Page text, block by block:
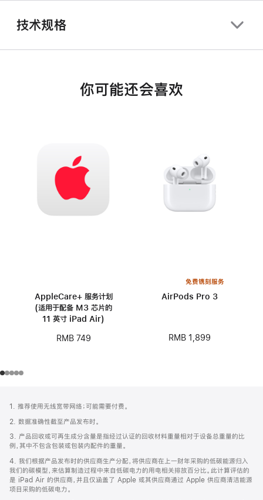
技术规格
你可能还会喜欢
AppleCare+ 服务计划
(适用于配备 M3 芯片的
11 英寸 iPad Air)
RMB 749
免费镌刻服务
AirPods Pro 3
RMB 1,899
页
页
脚
注
1. 推荐使用无线宽带网络；可能需要付费。
2. 数据准确性截至产品发布时。
3. 产品回收或可再生成分含量是指经过认证的回收材料重量相对于设备总重量的比
例，其中不包含包装或包装内配件的重量。
4. 我们根据产品发布时的供应商生产分配，将供应商在上一财年采购的低碳能源归入
我们的碳模型，来估算制造过程中来自低碳电力的用电相关排放百分比。此计算评估的
是 iPad Air 的供应商，并且仅涵盖了 Apple 或其供应商通过 Apple 供应商清洁能源
项目采购的低碳电力。